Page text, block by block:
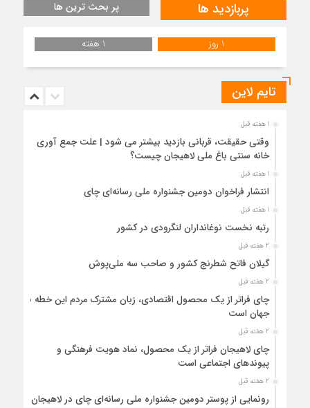
پربازدید ها پر بحث ترین ها
1 روز 1 هفته
تایم لاین
1 هفته قبل
وقتی حقیقت، قربانی بازدید بیشتر می شود | علت جمع آوری
خانه سنتی باغ ملی لاهیجان چیست؟
1 هفته قبل
انتشار فراخوان دومین جشنواره ملی رسانه‌ای چای
1 هفته قبل
رتبه نخست نوغانداران لنگرودی در کشور
2 هفته قبل
گیلان فاتح شطرنج کشور و صاحب سه ملی‌پوش
2 هفته قبل
چای فراتر از یک محصول اقتصادی، زبان مشترک مردم این خطه با
جهان است
2 هفته قبل
چای لاهیجان فراتر از یک محصول، نماد هویت فرهنگی و
پیوندهای اجتماعی است
2 هفته قبل
رونمایی از پوستر دومین جشنواره ملی رسانه‌ای چای در لاهیجان